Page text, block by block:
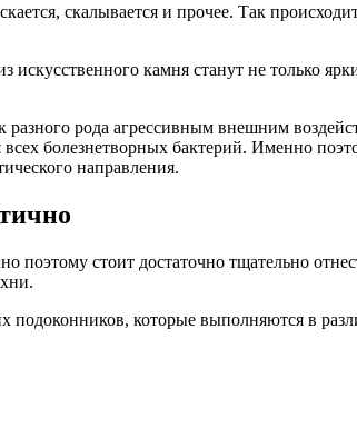
скалывается и прочее. Так
камня станут не только
рода агрессивным внешним
болезнетворных бактерий. Именно
направления.
стоит достаточно тщательно
подоконников, которые выполняются в